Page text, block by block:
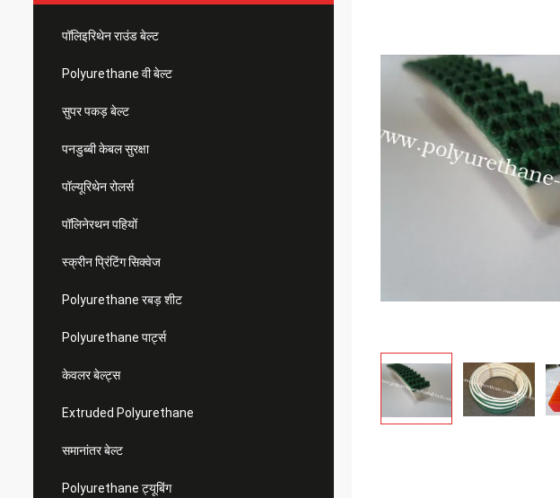
पॉलिइरिथेन राउंड बेल्ट
Polyurethane वी बेल्ट
सुपर पकड़ बेल्ट
पनडुब्बी केबल सुरक्षा
पॉल्यूरिथेन रोलर्स
पॉलिनेरथन पहियों
स्क्रीन प्रिंटिंग सिक्वेज
Polyurethane रबड़ शीट
Polyurethane पार्ट्स
केवलर बेल्ट्स
Extruded Polyurethane
समानांतर बेल्ट
Polyurethane ट्यूबिंग